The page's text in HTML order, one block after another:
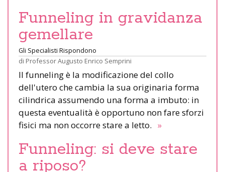
Funneling in gravidanza
gemellare
Gli Specialisti Rispondono
di Professor Augusto Enrico Semprini
Il funneling è la modificazione del collo
dell'utero che cambia la sua originaria forma
cilindrica assumendo una forma a imbuto: in
questa eventualità è opportuno non fare sforzi
fisici ma non occorre stare a letto. »
Funneling: si deve stare
a riposo?